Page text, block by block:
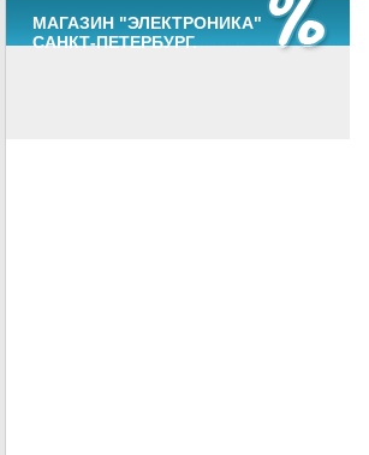
МАГАЗИН "ЭЛЕКТРОНИКА"
САНКТ-ПЕТЕРБУРГ.